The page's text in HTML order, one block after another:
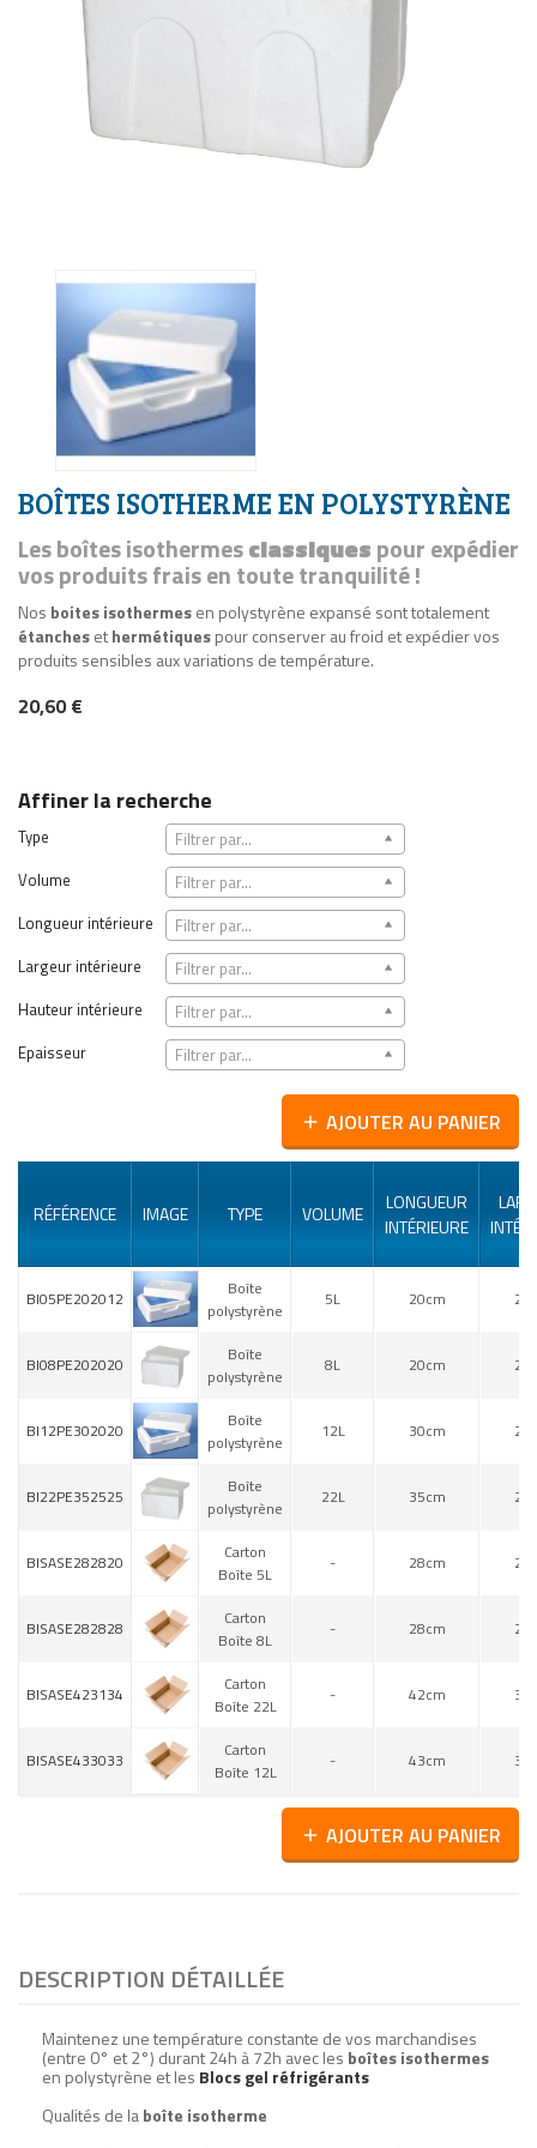
BOÎTES ISOTHERME EN POLYSTYRÈNE
Les boîtes isothermesclassiquespour expédier
vos produits frais en toute tranquilité !
Nos boites isothermesen polystyrène expansé sont totalement
étanchesethermétiquespour conserver au froid et expédier vos
produits sensibles aux variations de température.
20,60 €
Affiner la recherche
Type
Filtrer par...
Volume
Filtrer par...
Longueur intérieure
Filtrer par...
Largeur intérieure
Filtrer par...
Hauteur intérieure
Filtrer par...
Epaisseur
Filtrer par...
add AJOUTER AU PANIER
RÉFÉRENCE IMAGE TYPE VOLUME
LONGUEUR
INTÉRIEURE
BI05PE202012
Boîte
polystyrène
5L 20cm
BI08PE202020
Boîte
polystyrène
8L 20cm
BI12PE302020
Boîte
polystyrène
12L 30cm
BI22PE352525
Boîte
polystyrène
22L 35cm
BISASE282820
Carton
Boîte 5L
- 28cm
BISASE282828
Carton
Boîte 8L
- 28cm
BISASE423134
Carton
Boîte 22L
- 42cm
BISASE433033
Carton
Boîte 12L
- 43cm
add AJOUTER AU PANIER
DESCRIPTION DÉTAILLÉE
Maintenez une température constante de vos marchandises
(entre 0° et 2°) durant 24h à 72h avec les boîtes isothermes
en polystyrène et les Blocs gel réfrigérants
Qualités de laboîte isotherme